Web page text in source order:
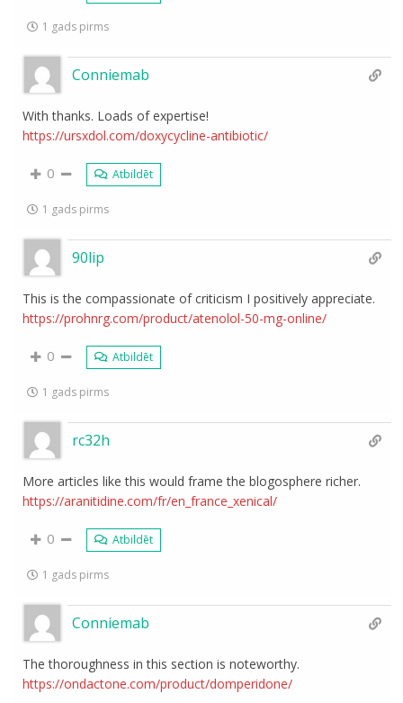
1 gads pirms
Conniemab
With thanks. Loads of expertise!
https://ursxdol.com/doxycycline-antibiotic/
0 Atbildēt
1 gads pirms
90lip
This is the compassionate of criticism I positively appreciate.
https://prohnrg.com/product/atenolol-50-mg-online/
0 Atbildēt
1 gads pirms
rc32h
More articles like this would frame the blogosphere richer.
https://aranitidine.com/fr/en_france_xenical/
0 Atbildēt
1 gads pirms
Conniemab
The thoroughness in this section is noteworthy.
https://ondactone.com/product/domperidone/